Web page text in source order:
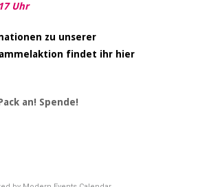
Uhr
zu unserer
findet ihr hier
an! Spende!